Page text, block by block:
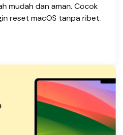
mudah dan aman. Cocok
reset macOS tanpa ribet.